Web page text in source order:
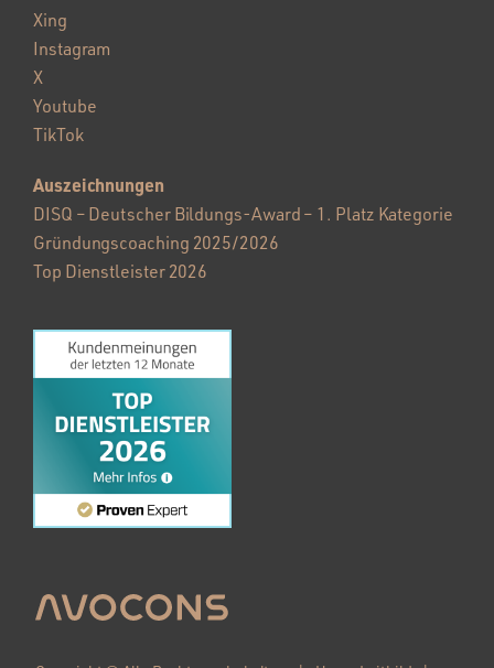
Xing
Instagram
X
Youtube
TikTok
Auszeichnungen
DISQ – Deutscher Bildungs-Award – 1. Platz Kategorie
Gründungscoaching 2025/2026
Top Dienstleister 2026